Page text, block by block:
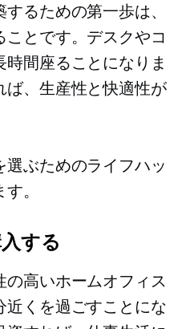
るための第一歩は、
とです。デスクやコ
間座ることになりま
ば、生産性と快適性が
ぶためのライフハッ
。
する
高いホームオフィス
近くを過ごすことにな